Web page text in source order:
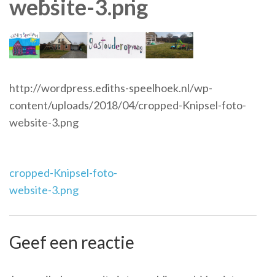
website-3.png
http://wordpress.ediths-speelhoek.nl/wp-
content/uploads/2018/04/cropped-Knipsel-foto-
website-3.png
Post
Navigation
cropped-Knipsel-foto-
website-3.png
Geef een reactie